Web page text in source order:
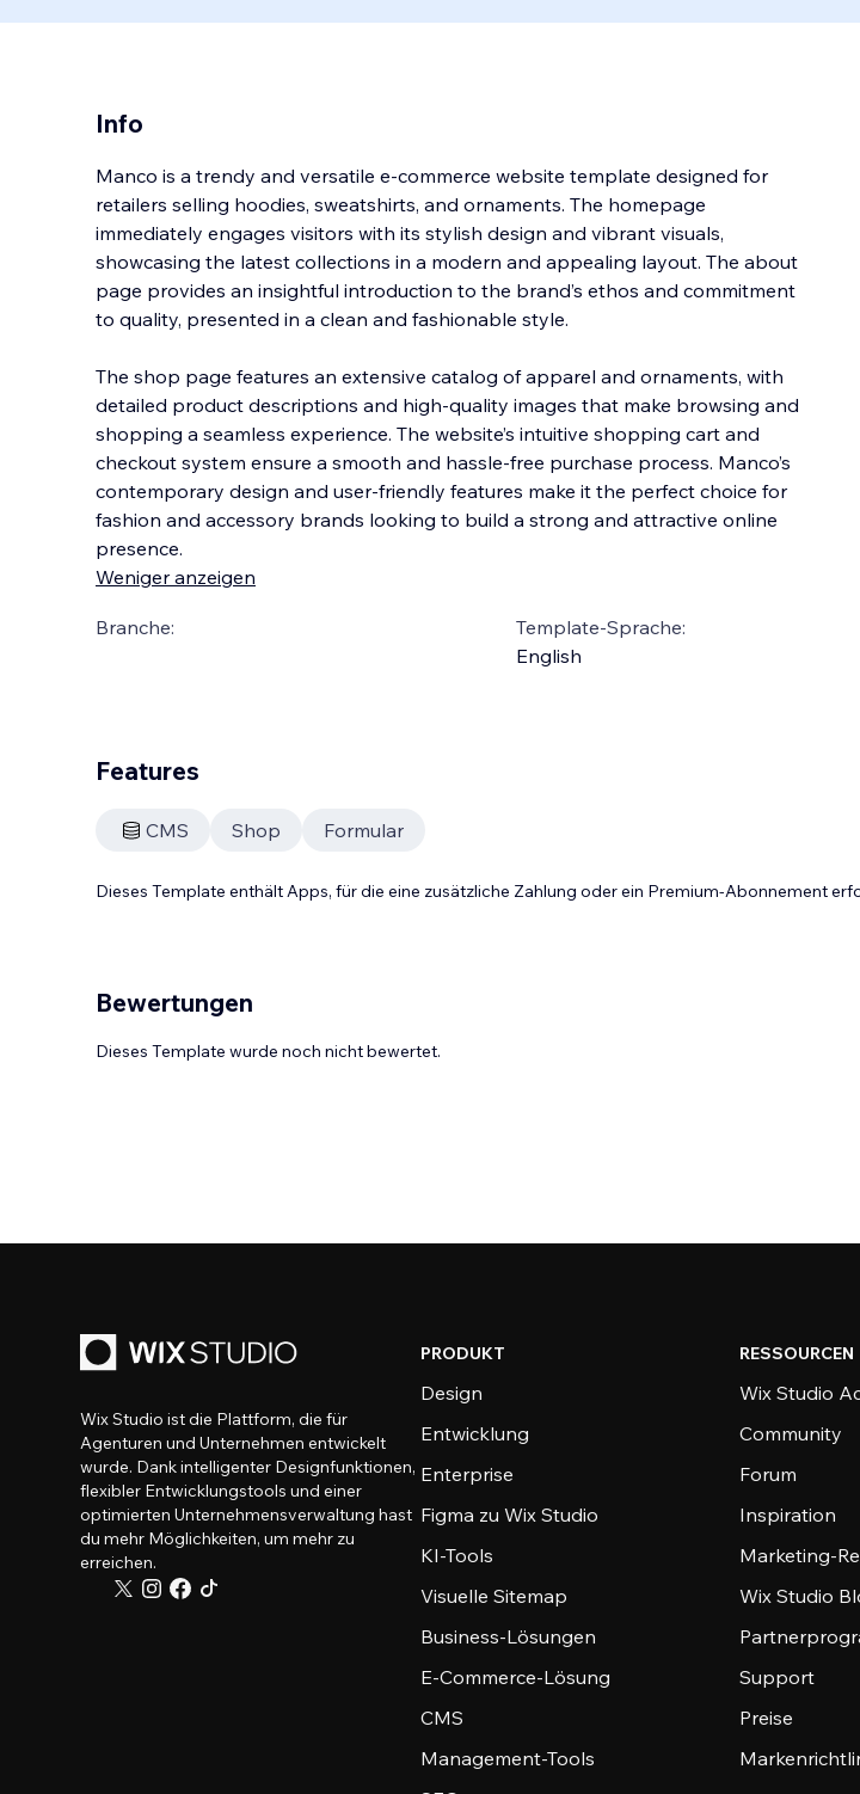
Info
Manco is a trendy and versatile e-commerce website template designed for
retailers selling hoodies, sweatshirts, and ornaments. The homepage
immediately engages visitors with its stylish design and vibrant visuals,
showcasing the latest collections in a modern and appealing layout. The about
page provides an insightful introduction to the brand’s ethos and commitment
to quality, presented in a clean and fashionable style.
The shop page features an extensive catalog of apparel and ornaments, with
detailed product descriptions and high-quality images that make browsing and
shopping a seamless experience. The website’s intuitive shopping cart and
checkout system ensure a smooth and hassle-free purchase process. Manco’s
contemporary design and user-friendly features make it the perfect choice for
fashion and accessory brands looking to build a strong and attractive online
presence.
Weniger anzeigen
Branche:
Template-Sprache:
English
Features
CMS Shop Formular
Dieses Template enthält Apps, für die eine zusätzliche Zahlung oder ein Premium-Abonnement
Bewertungen
Dieses Template wurde noch nicht bewertet.
Wix Studio ist die Plattform, die für
Agenturen und Unternehmen entwickelt
wurde. Dank intelligenter Designfunktionen,
flexibler Entwicklungstools und einer
optimierten Unternehmensverwaltung hast
du mehr Möglichkeiten, um mehr zu
erreichen.
PRODUKT
Design
Entwicklung
Enterprise
Figma zu Wix Studio
KI-Tools
Visuelle Sitemap
Business-Lösungen
E-Commerce-Lösung
CMS
Management-Tools
RESSOURCEN
Wix Studio
Community
Forum
Inspiration
Marketing-
Wix Studio
Support
Preise